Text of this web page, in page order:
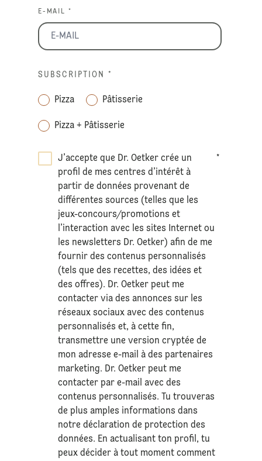
E-MAIL *
SUBSCRIPTION *
Pizza Pâtisserie
Pizza + Pâtisserie
J’accepte que Dr. Oetker crée un
profil de mes centres d’intérêt à
partir de données provenant de
différentes sources (telles que les
jeux-concours/promotions et
l’interaction avec les sites Internet ou
les newsletters Dr. Oetker) afin de me
fournir des contenus personnalisés
(tels que des recettes, des idées et
des offres). Dr. Oetker peut me
contacter via des annonces sur les
réseaux sociaux avec des contenus
personnalisés et, à cette fin,
transmettre une version cryptée de
mon adresse e-mail à des partenaires
marketing. Dr. Oetker peut me
contacter par e-mail avec des
contenus personnalisés. Tu trouveras
de plus amples informations dans
notre déclaration deprotection des
données. En actualisant ton profil, tu
peux décider à tout moment comment
*